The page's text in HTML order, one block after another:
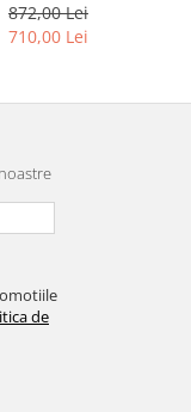
872,00 Lei
710,00 Lei
de